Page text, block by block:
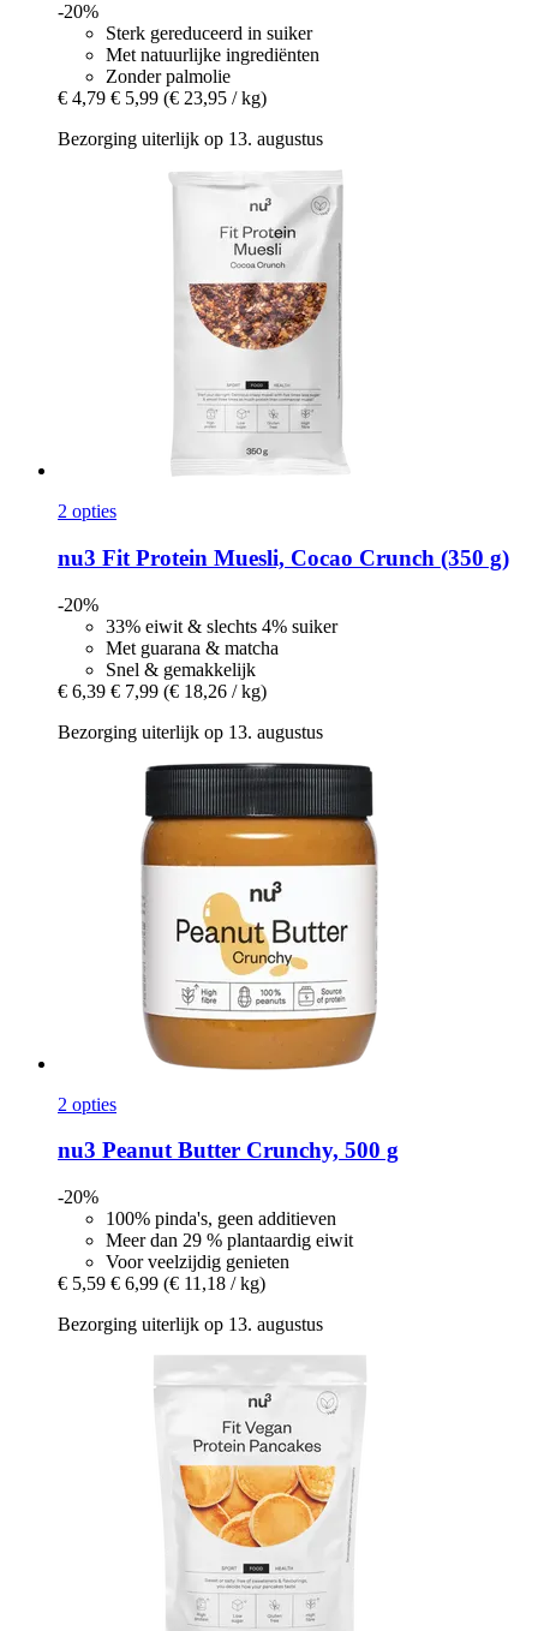
-20%
Sterk gereduceerd in suiker
Met natuurlijke ingrediënten
Zonder palmolie
€ 4,79 € 5,99 (€ 23,95 / kg)
Bezorging uiterlijk op 13. augustus
2 opties
nu3 Fit Protein Muesli, Cocao Crunch (350 g)
-20%
33% eiwit & slechts 4% suiker
Met guarana & matcha
Snel & gemakkelijk
€ 6,39 € 7,99 (€ 18,26 / kg)
Bezorging uiterlijk op 13. augustus
2 opties
nu3 Peanut Butter Crunchy, 500 g
-20%
100% pinda's, geen additieven
Meer dan 29 % plantaardig eiwit
Voor veelzijdig genieten
€ 5,59 € 6,99 (€ 11,18 / kg)
Bezorging uiterlijk op 13. augustus